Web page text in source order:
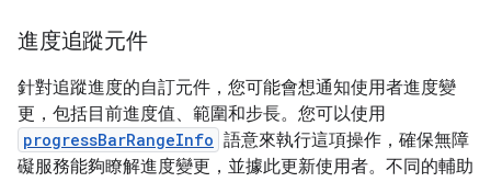
進度追蹤元件
針對追蹤進度的自訂元件，您可能會想通知使用者進度變
更，包括目前進度值、範圍和步長。您可以使用
progressBarRangeInfo 語意來執行這項操作，確保無障
礙服務能夠瞭解進度變更，並據此更新使用者。不同的輔助